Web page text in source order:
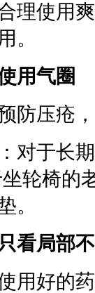
理使用
。
用气圈
压疮，
于长期
轮椅的
。
看局部
好的药